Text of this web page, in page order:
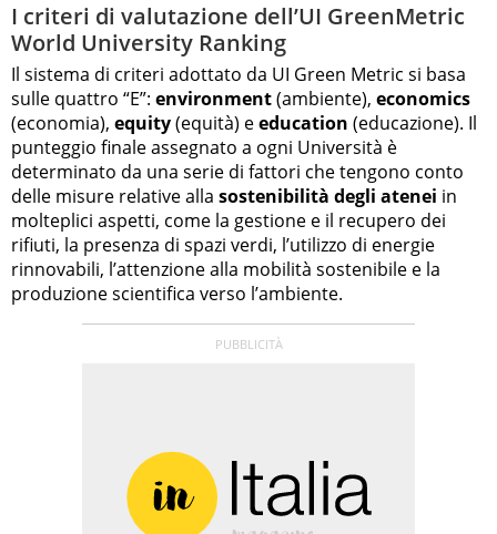
I criteri di valutazione dell’UI GreenMetric
World University Ranking
Il sistema di criteri adottato da UI Green Metric si basa
sulle quattro “E”: environment(ambiente), economics
(economia), equity(equità) eeducation (educazione). Il
punteggio finale assegnato a ogni Università è
determinato da una serie di fattori che tengono conto
delle misure relative alla sostenibilità degli atenei in
molteplici aspetti, come la gestione e il recupero dei
rifiuti, la presenza di spazi verdi, l’utilizzo di energie
rinnovabili, l’attenzione alla mobilità sostenibile e la
produzione scientifica verso l’ambiente.